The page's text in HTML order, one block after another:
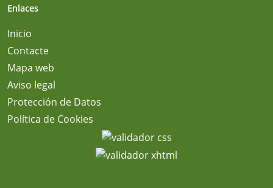
Enlaces
Inicio
Contacte
Mapa web
Aviso legal
Protección de Datos
Política de Cookies